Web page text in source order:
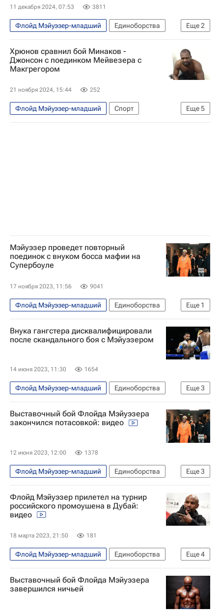
11 декабря 2024, 07:53 3811
Еще2
Флойд Мэйуэзер-младший
Единоборства
Спорт
Лондон
Хрюнов сравнил бой Минаков -
Джонсон с поединком Мейвезера с
Макгрегором
21 ноября 2024, 15:44 252
Еще5
Флойд Мэйуэзер-младший
Спорт
Конор Макгрегор
Виталий Минаков
Мэйуэзер проведет повторный
поединок с внуком босса мафии на
Супербоуле
17 ноября 2023, 11:56 9041
Еще 1
Флойд Мэйуэзер-младший
Единоборства
Лас-Вегас
Внука гангстера дисквалифицировали
после скандального боя с Мэйуэзером
14 июня 2023, 11:30 1654
Еще3
Флойд Мэйуэзер-младший
Единоборства
Вокруг спорта
Бокс Конор Макгрегор
Выставочный бой Флойда Мэйуэзера
закончился потасовкой: видео
12 июня 2023, 12:00 1378
Еще3
Флойд Мэйуэзер-младший
Единоборства
Спорт
Спорт — видео Бокс
Флойд Мэйуэзер прилетел на турнир
российского промоушена в Дубай:
видео
18 марта 2023, 21:50 181
Еще4
Флойд Мэйуэзер-младший
Единоборства
Спорт
Спорт — видео
Бокс
Hardcore FC (бойцовская лига)
Выставочный бой Флойда Мэйуэзера
завершился ничьей